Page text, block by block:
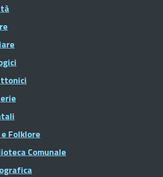
Folklore
Comunale